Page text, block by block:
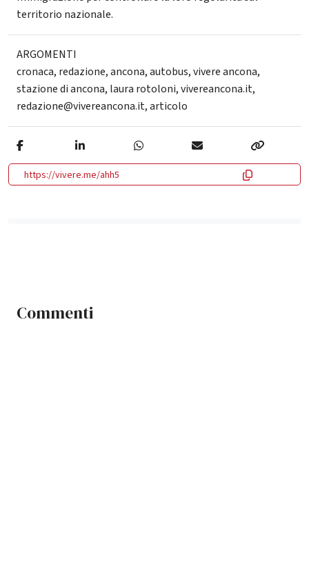
territorio nazionale.
ARGOMENTI
cronaca, redazione,ancona,autobus,vivere ancona,
stazione di ancona, laura rotoloni,vivereancona.it,
redazione@vivereancona.it,articolo
https://vivere.me/ahh5
Commenti